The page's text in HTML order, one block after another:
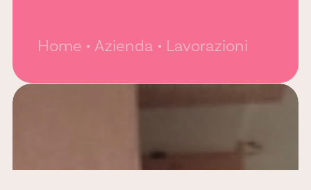
Home Azienda Lavorazioni